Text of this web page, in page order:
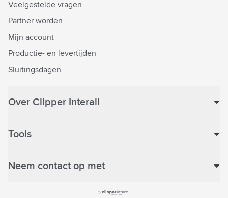
Veelgestelde vragen
Partner worden
Mijn account
Productie- en levertijden
Sluitingsdagen
Over Clipper Interall
Tools
Neem contact op met